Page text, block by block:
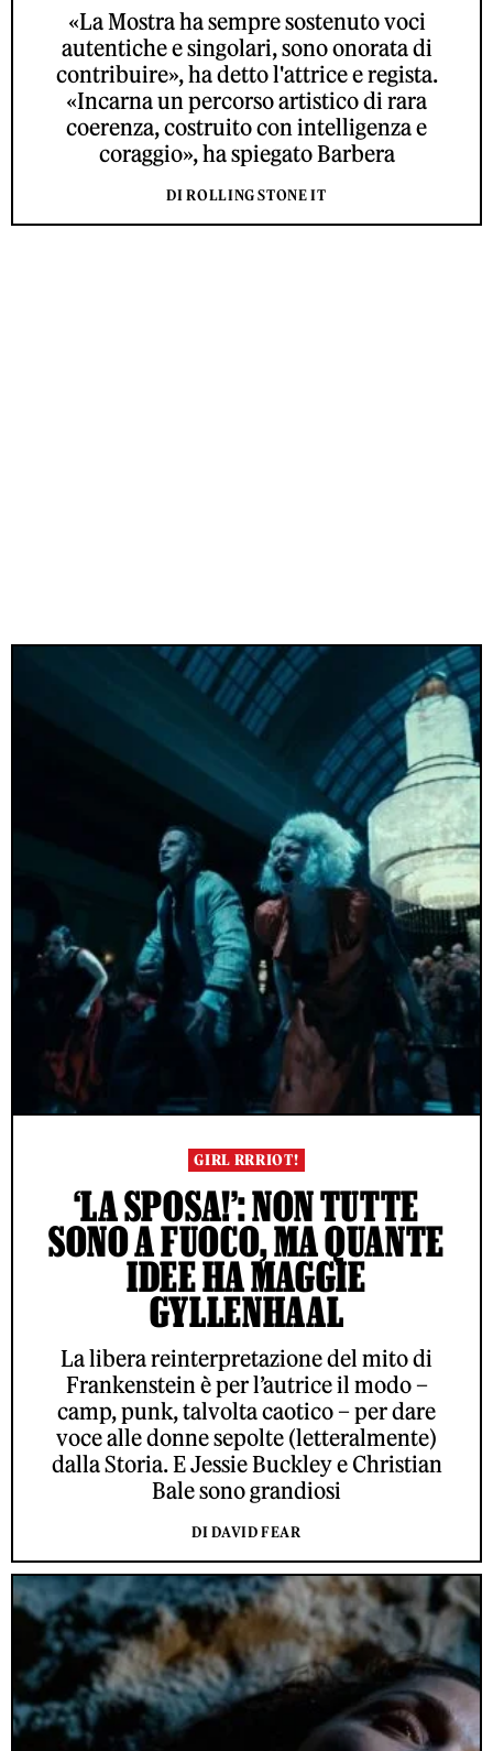
«La Mostra ha sempre sostenuto voci
autentiche e singolari, sono onorata di
contribuire», ha detto l'attrice e regista.
«Incarna un percorso artistico di rara
coerenza, costruito con intelligenza e
coraggio», ha spiegato Barbera
DI ROLLING STONE IT
GIRL RRRIOT!
‘LA SPOSA!’: NON TUTTE
SONO A FUOCO, MA QUANTE
IDEE HA MAGGIE
GYLLENHAAL
La libera reinterpretazione del mito di
Frankenstein è per l’autrice il modo –
camp, punk, talvolta caotico – per dare
voce alle donne sepolte (letteralmente)
dalla Storia. E Jessie Buckley e Christian
Bale sono grandiosi
DI DAVID FEAR